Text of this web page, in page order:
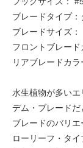
ブレードタイプ
ブレードサイズ
フロントブレー
リアブレードカ
水生植物が多い
デム・ブレードだ
ブレードのバリ
ローリーフ・タイ